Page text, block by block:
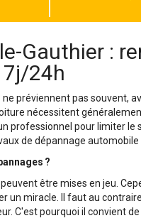
Gauthier :
24h
préviennent pas souvent,
nécessitent
professionnel pour limiter le
de dépannage automobile
?
être mises en jeu.
un miracle. Il faut au
C'est pourquoi il convient